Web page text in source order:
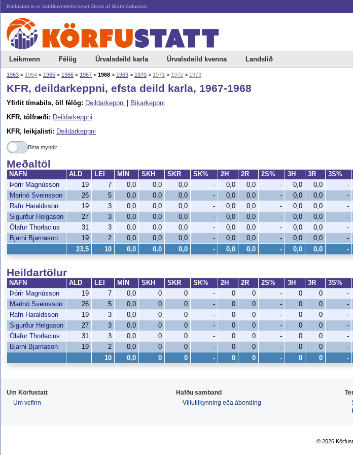
Körfustatt.is er ástríðuverkefni keyrt áfram af Stattnördunum
Leikmenn Félög Úrvalsdeild karla Úrvalsdeild kvenna Landslið
1963 < 1964 < 1965 < 1966 < 1967 < 1968 > 1969 > 1970 > 1971 > 1972 > 1973
KFR, deildarkeppni, efsta deild karla, 1967-1968
Yfirlit tímabils, öll félög: Deildarkeppni
Bikarkeppni
KFR, tölfræði: Deildarkeppni
KFR, leikjalisti: Deildarkeppni
Birta myndir
Heildartölur
NAFN ALD LEI MÍN SKH SKR SK% 2H 2R 2S% 3H 3R 3S%
Þórir Magnússon
19 7 0,0 0 0 - 0 0 - 0 0 -
Marinó Sveinsson
26 5 0,0 0 0 - 0 0 - 0 0 -
Rafn Haraldsson
19 3 0,0 0 0 - 0 0 - 0 0 -
Sigurður Helgason
27 3 0,0 0 0 - 0 0 - 0 0 -
Ólafur Thorlacius
31 3 0,0 0 0 - 0 0 - 0 0 -
Bjarni Bjarnason
19 2 0,0 0 0 - 0 0 - 0 0 -
10 0,0 0 0 - 0 0 - 0 0 -
Meðaltöl
NAFN ALD LEI MÍN SKH SKR SK% 2H 2R 2S% 3H 3R 3S%
Þórir Magnússon
19 7 0,0 0,0 0,0 - 0,0 0,0 - 0,0 0,0 -
Marinó Sveinsson
26 5 0,0 0,0 0,0 - 0,0 0,0 - 0,0 0,0 -
Rafn Haraldsson
19 3 0,0 0,0 0,0 - 0,0 0,0 - 0,0 0,0 -
Sigurður Helgason
27 3 0,0 0,0 0,0 - 0,0 0,0 - 0,0 0,0 -
Ólafur Thorlacius
31 3 0,0 0,0 0,0 - 0,0 0,0 - 0,0 0,0 -
Bjarni Bjarnason
19 2 0,0 0,0 0,0 - 0,0 0,0 - 0,0 0,0 -
23,5 10 0,0 0,0 0,0 - 0,0 0,0 - 0,0 0,0 -
Um Körfustatt
Um vefinn
Hafðu samband
Villutilkynning eða ábending
© 2026